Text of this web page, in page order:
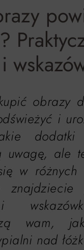
obrazy
i
uwagę, ale
w różnych
znajdziecie
wam,
nad